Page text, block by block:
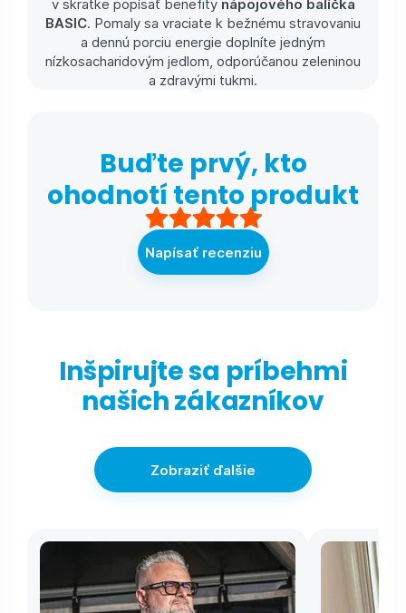
BASIC. Pomaly sa vraciate k bežnému stravovaniu
a dennú porciu energie doplníte jedným
nízkosacharidovým jedlom, odporúčanou zeleninou
a zdravými tukmi.
Buďte prvý, kto
ohodnotí tento produkt
Napísať recenziu
Inšpirujte sa príbehmi
našich zákazníkov
Zobraziť ďalšie